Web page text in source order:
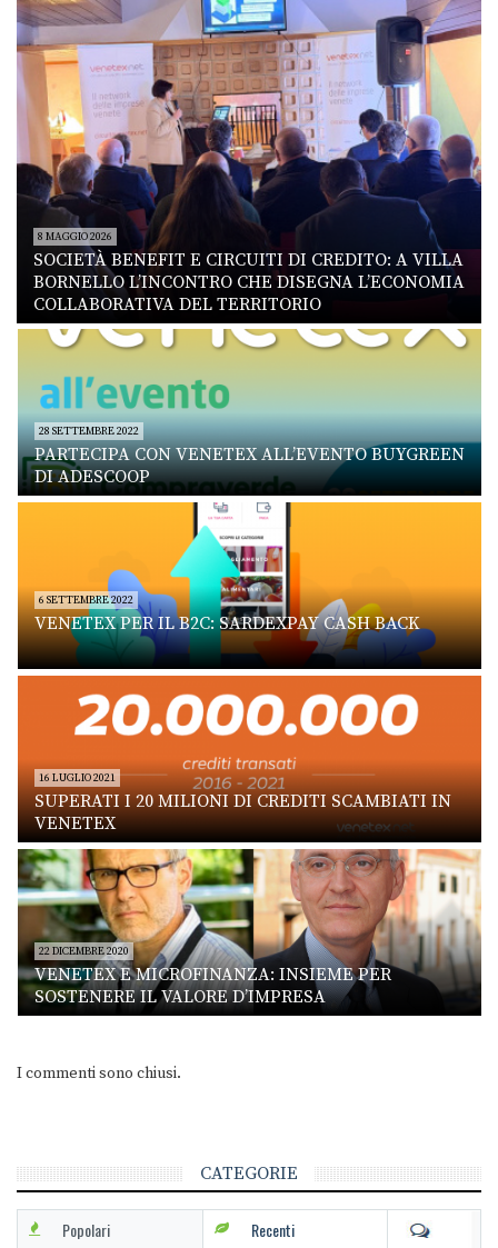
8 MAGGIO 2026
SOCIETÀ BENEFIT E CIRCUITI DI CREDITO: A VILLA
BORNELLO L’INCONTRO CHE DISEGNA L’ECONOMIA
COLLABORATIVA DEL TERRITORIO
28 SETTEMBRE 2022
PARTECIPA CON VENETEX ALL’EVENTO BUYGREEN
DI ADESCOOP
6 SETTEMBRE 2022
VENETEX PER IL B2C: SARDEXPAY CASH BACK
16 LUGLIO 2021
SUPERATI I 20 MILIONI DI CREDITI SCAMBIATI IN
VENETEX
22 DICEMBRE 2020
VENETEX E MICROFINANZA: INSIEME PER
SOSTENERE IL VALORE D’IMPRESA
I commenti sono chiusi.
CATEGORIE
Popolari Recenti